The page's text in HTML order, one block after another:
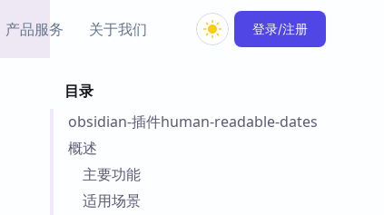
产品服务
Obsidian 教程
关于我们 登录/注册
目录
obsidian-插件human-readable-dates
概述
主要功能
适用场景